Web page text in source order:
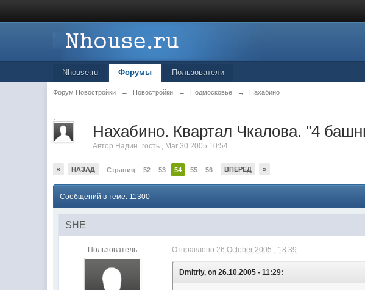
Nhouse.ru Форумы Пользователи
Форум Новостройки → Новостройки → Подмосковье → Нахабино
.
Нахабино. Квартал Чкалова. "4
Автор Надин_гость , Mar 30 2005 10:54
« НАЗАД Страниц 52 53 54 55 56 ВПЕРЕД »
Сообщений в теме: 11300
SHE
Пользователь Отправлено26 October 2005 - 18:39
Dmitriy, on 26.10.2005 - 11:29: